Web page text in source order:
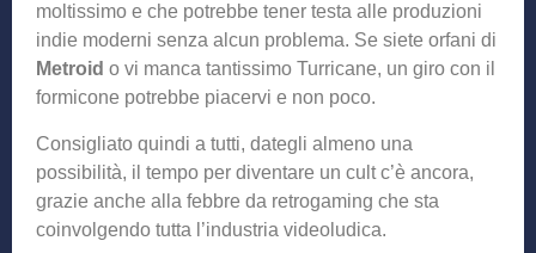
moltissimo e che potrebbe tener testa alle produzioni
indie moderni senza alcun problema. Se siete orfani di
Metroid o vi manca tantissimo Turricane, un giro con il
formicone potrebbe piacervi e non poco.
Consigliato quindi a tutti, dategli almeno una
possibilità, il tempo per diventare un cult c’è ancora,
grazie anche alla febbre da retrogaming che sta
coinvolgendo tutta l’industria videoludica.